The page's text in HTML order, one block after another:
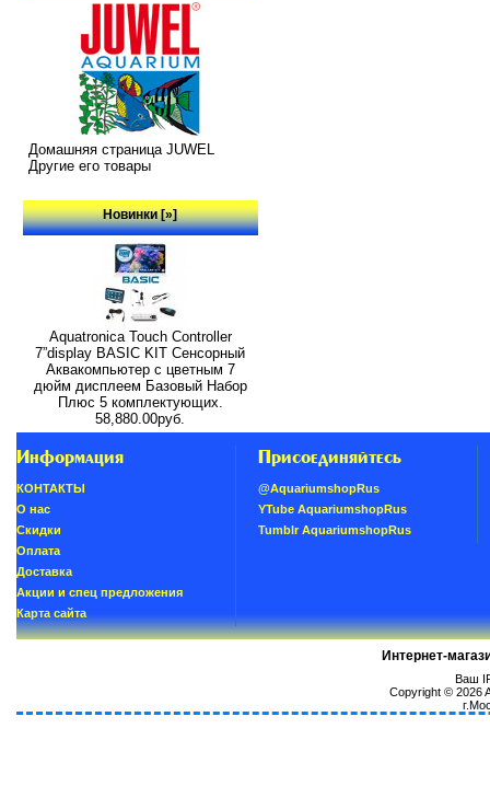
Домашняя страница JUWEL
Другие его товары
Новинки [»]
Aquatronica Touch Controller
7”display BASIC KIT Сенсорный
Аквакомпьютер с цветным 7
дюйм дисплеем Базовый Набор
Плюс 5 комплектующих.
58,880.00руб.
Информация
КОНТАКТЫ
О нас
Скидки
Oплатa
Доставка
Акции и спец предложения
Карта сайта
Присоединяйтесь
@AquariumshopRus
YTube AquariumshopRus
Tumblr AquariumshopRus
Интернет-
Ваш
Copyright © 2026